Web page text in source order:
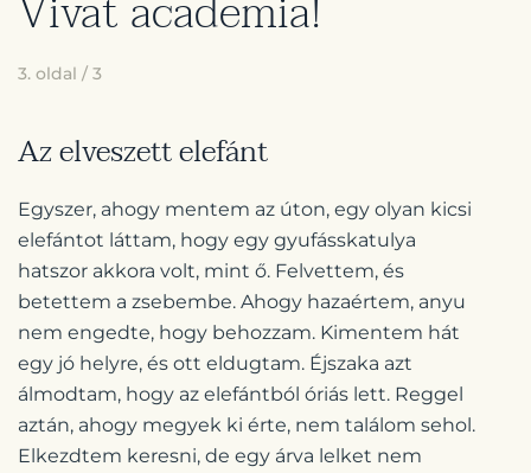
3. oldal / 3
Az elveszett elefánt
Egyszer, ahogy mentem az úton, egy olyan kicsi
elefántot láttam, hogy egy gyufásskatulya
hatszor akkora volt, mint ő. Felvettem, és
betettem a zsebembe. Ahogy hazaértem, anyu
nem engedte, hogy behozzam. Kimentem hát
egy jó helyre, és ott eldugtam. Éjszaka azt
álmodtam, hogy az elefántból óriás lett. Reggel
aztán, ahogy megyek ki érte, nem találom sehol.
Elkezdtem keresni, de egy árva lelket nem